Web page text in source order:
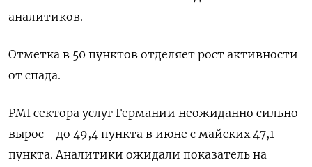
аналитиков.
Отметка в 50 пунктов отделяет рост активности
от спада.
PMI сектора услуг Германии неожиданно сильно
вырос - до 49,4 пункта в июне с майских 47,1
пункта. Аналитики ожидали показатель на